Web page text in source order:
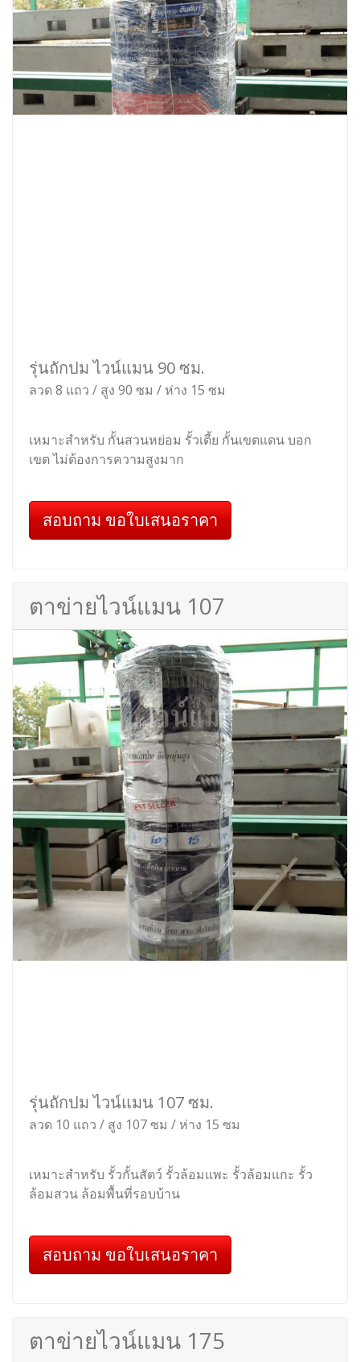
รุ่นถักปม ไวน์แมน 90 ซม.
ลวด 8 แถว / สูง 90 ซม / ห่าง 15 ซม
เหมาะสำหรับ กั้นสวนหย่อม รั้วเตี้ย กั้นเขตแดน บอก
เขต ไม่ต้องการความสูงมาก
สอบถาม ขอใบเสนอราคา
ตาข่ายไวน์แมน 107
รุ่นถักปม ไวน์แมน 107 ซม.
ลวด 10 แถว / สูง 107 ซม / ห่าง 15 ซม
เหมาะสำหรับ รั้วกั้นสัตว์ รั้วล้อมแพะ รั้วล้อมแกะ รั้ว
ล้อมสวน ล้อมพื้นที่รอบบ้าน
สอบถาม ขอใบเสนอราคา
ตาข่ายไวน์แมน 175